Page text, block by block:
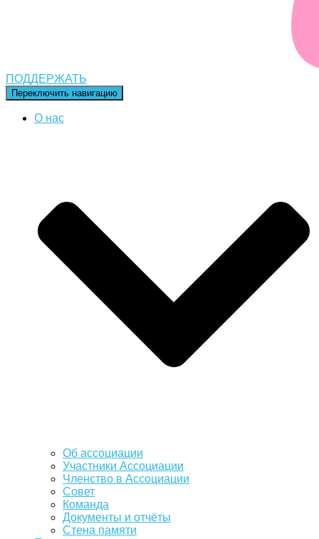
ПОДДЕРЖАТЬ
Переключить навигацию
О нас
Об ассоциации
Участники Ассоциации
Членство в Ассоциации
Совет
Команда
Документы и отчёты
Стена памяти